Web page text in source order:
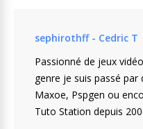
sephirothff - Cedric T
Passionné de jeux
genre je suis passé
Maxoe, Pspgen ou
Tuto Station depuis